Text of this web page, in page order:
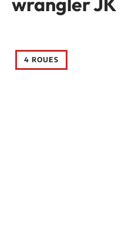
4 ROUES